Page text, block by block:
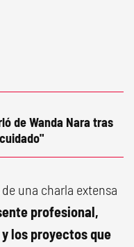
de Wanda Nara tras
una charla extensa
profesional,
los proyectos que